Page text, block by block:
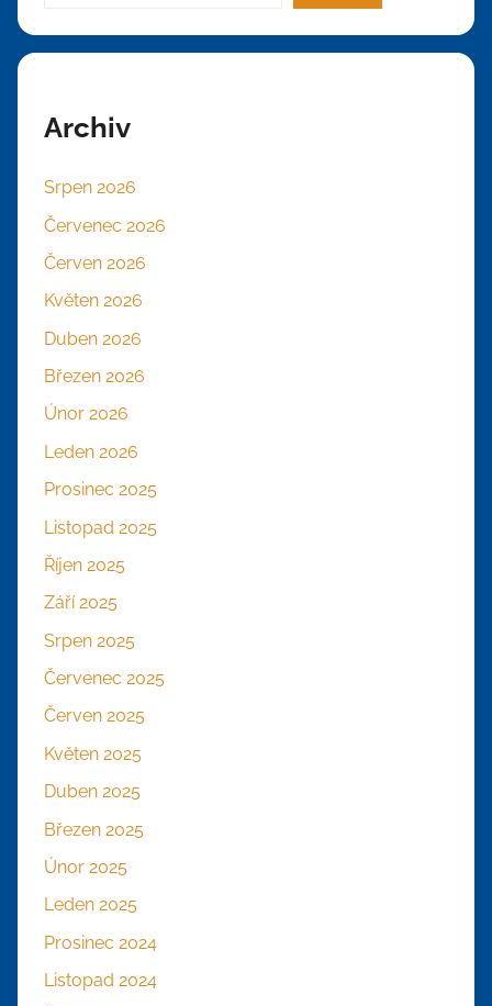
Archiv
Srpen 2026
Červenec 2026
Červen 2026
Květen 2026
Duben 2026
Březen 2026
Únor 2026
Leden 2026
Prosinec 2025
Listopad 2025
Říjen 2025
Září 2025
Srpen 2025
Červenec 2025
Červen 2025
Květen 2025
Duben 2025
Březen 2025
Únor 2025
Leden 2025
Prosinec 2024
Listopad 2024